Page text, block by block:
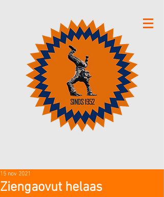
Ziengaovut helaas
15 nov 2021